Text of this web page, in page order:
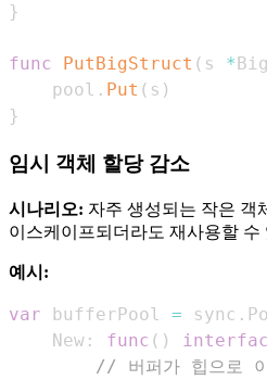
}
func PutBigStruct ( s *
    pool
. Put ( s )
}
임시 객체 할당 감소
시나리오: 자주 생성되는 작은 객
이스케이프되더라도 재사용할 수
예시:
var bufferPool = sync .
    New
: func ( )
// 버퍼가 힙으로